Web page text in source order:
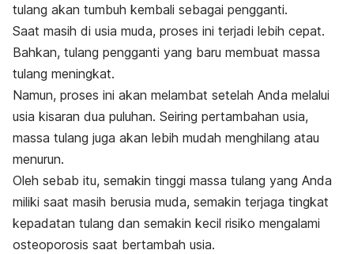
tulang akan tumbuh kembali sebagai pengganti.
Saat masih di usia muda, proses ini terjadi lebih cepat.
Bahkan, tulang pengganti yang baru membuat massa
tulang meningkat.
Namun, proses ini akan melambat setelah Anda melalui
usia kisaran dua puluhan. Seiring pertambahan usia,
massa tulang juga akan lebih mudah menghilang atau
menurun.
Oleh sebab itu, semakin tinggi massa tulang yang Anda
miliki saat masih berusia muda, semakin terjaga tingkat
kepadatan tulang dan semakin kecil risiko mengalami
osteoporosis saat bertambah usia.